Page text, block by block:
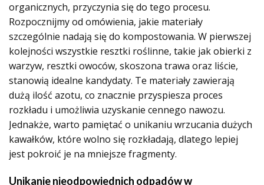
organicznych, przyczynia się do tego procesu.
Rozpocznijmy od omówienia, jakie materiały
szczególnie nadają się do kompostowania. W pierwszej
kolejności wszystkie resztki roślinne, takie jak obierki z
warzyw, resztki owoców, skoszona trawa oraz liście,
stanowią idealne kandydaty. Te materiały zawierają
dużą ilość azotu, co znacznie przyspiesza proces
rozkładu i umożliwia uzyskanie cennego nawozu.
Jednakże, warto pamiętać o unikaniu wrzucania dużych
kawałków, które wolno się rozkładają, dlatego lepiej
jest pokroić je na mniejsze fragmenty.
Unikanie nieodpowiednich odpadów w